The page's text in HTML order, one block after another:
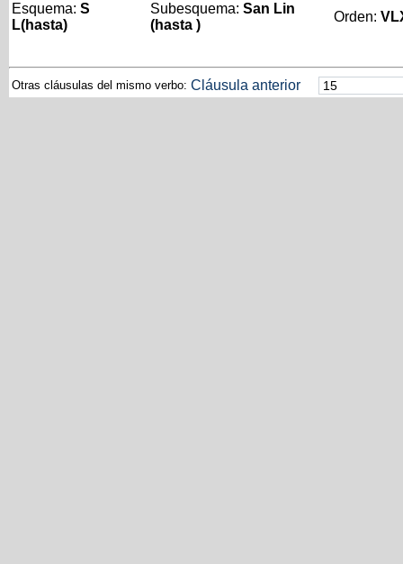
Esquema: S
L(hasta)
Subesquema: San Lin
(hasta )
Orden:
Otras cláusulas del mismo verbo: Cláusula anterior